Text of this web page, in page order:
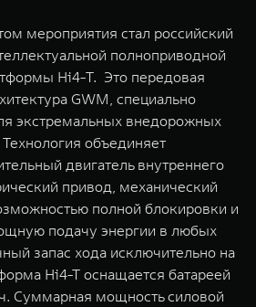
мероприятия стал российский
полноприводной
Hi4-Т. Это передовая
GWM, специально
экстремальных внедорожных
объединяет
двигатель внутреннего
привод, механический
полной блокировки и
подачу энергии в любых
запас хода исключительно на
Hi4-T оснащается батареей
Суммарная мощность силовой